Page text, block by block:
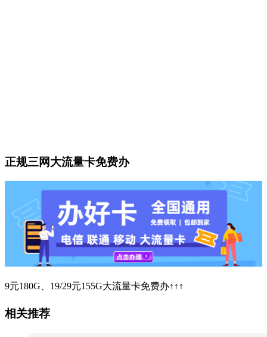
正规三网大流量卡免费办
9元180G、19/29元155G大流量卡免费办↑↑↑
相关推荐